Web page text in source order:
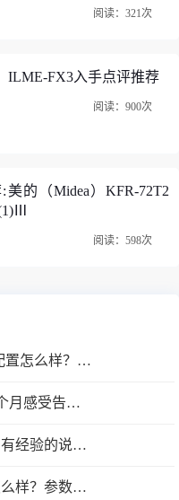
阅读：321次
ILME-FX3入手点评推荐
阅读：900次
的（Midea）KFR-72T2
阅读：598次
佳能EOS 200D II是不是可以？配置怎么样？质量究竟如何呢？
索尼ILCE-6400怎么样？用了两个月感受告知！
KODAKRCF-1013评测怎么样？有经验的说说吧！
如何说：斯莫格3767评测到底怎么样？参数如何？一周感受告知！